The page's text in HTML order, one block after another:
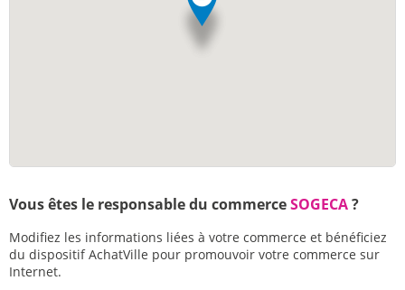
Vous êtes le responsable du commerceSOGECA?
Modifiez les informations liées à votre commerce et bénéficiez
du dispositif AchatVille pour promouvoir votre commerce sur
Internet.